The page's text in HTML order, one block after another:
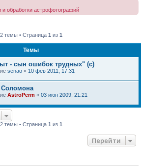
обработки астрофотографий
2 темы • Страница 1 из 1
Темы
- сын ошибок трудных" (с)
senao « 10 фев 2011, 17:31
AstroPerm « 03 июн 2009, 21:21
2 темы • Страница 1 из 1
Перейти